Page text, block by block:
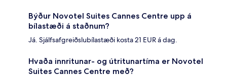
Býður Novotel Suites Cannes Centre upp á
bílastæði á staðnum?
Já. Sjálfsafgreiðslubílastæði kosta 21 EUR á dag.
Hvaða innritunar- og útritunartíma er Novotel
Suites Cannes Centre með?